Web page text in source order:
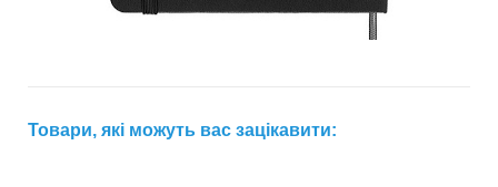
Товари, які можуть вас зацікавити: